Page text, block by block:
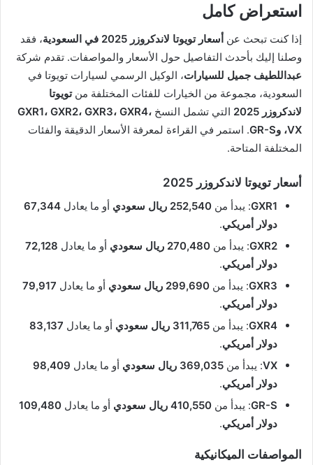
استعراض كامل
إذا كنت تبحث عن أسعار تويوتا لاندكروزر 2025 في السعودية
، فقد
وصلنا إليك بأحدث التفاصيل حول الأسعار والمواصفات. تقدم شركة
عبداللطيف جميل للسيارات، الوكيل الرسمي لسيارات تويوتا في
السعودية، مجموعة من الخيارات للفئات المختلفة منتويوتا
لاندكروزر 2025
التي تشمل النسخ GXR1، GXR2، GXR3، GXR4،
VX، وGR-S
. استمر في القراءة لمعرفة الأسعار الدقيقة والفئات
المختلفة المتاحة.
أسعار تويوتا لاندكروزر 2025
GXR1: يبدأ من 252,540 ريال سعودي أو ما يعادل 67,344
دولار أمريكي.
GXR2: يبدأ من 270,480 ريال سعودي أو ما يعادل 72,128
دولار أمريكي.
GXR3: يبدأ من 299,690 ريال سعودي أو ما يعادل 79,917
دولار أمريكي.
GXR4: يبدأ من 311,765 ريال سعودي أو ما يعادل 83,137
دولار أمريكي.
VX: يبدأ من 369,035 ريال سعودي أو ما يعادل 98,409
دولار أمريكي.
GR-S: يبدأ من 410,550 ريال سعودي أو ما يعادل 109,480
دولار أمريكي.
المواصفات الميكانيكية